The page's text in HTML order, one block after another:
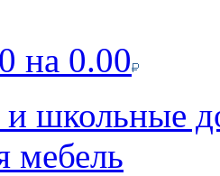
0 на 0.00
школьные
мебель